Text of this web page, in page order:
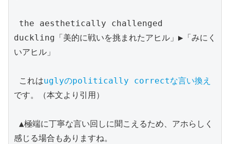
duckling「美的に戦いを挑まれたアヒル」▶︎「みにく
いアヒル」
これはuglyのpolitically correctな言い換え
です。（本文より引用）
感じる場合もありますね。